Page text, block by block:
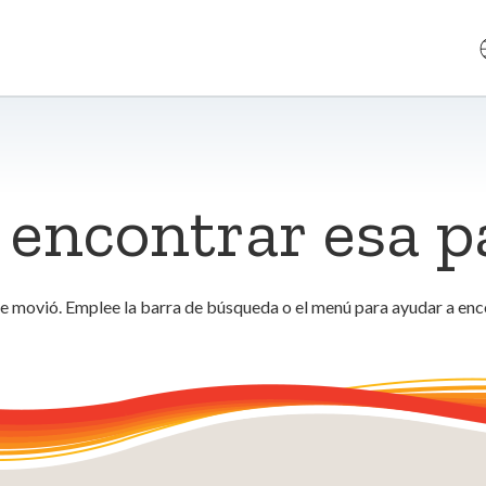
esa
movió. Emplee la barra de búsqueda o el menú para ayudar a